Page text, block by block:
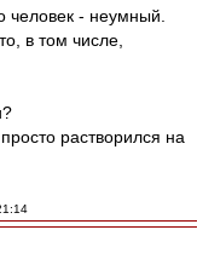
человек - неумный.
в том числе,
растворился на